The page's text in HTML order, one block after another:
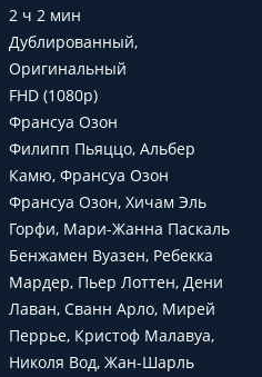
2 ч 2 мин
Дублированный,
Оригинальный
FHD (1080p)
Франсуа Озон
Филипп Пьяццо, Альбер
Камю, Франсуа Озон
Франсуа Озон, Хичам Эль
Горфи, Мари-Жанна Паскаль
Бенжамен Вуазен, Ребекка
Мардер, Пьер Лоттен, Дени
Лаван, Сванн Арло, Мирей
Перрье, Кристоф Малавуа,
Николя Вод, Жан-Шарль